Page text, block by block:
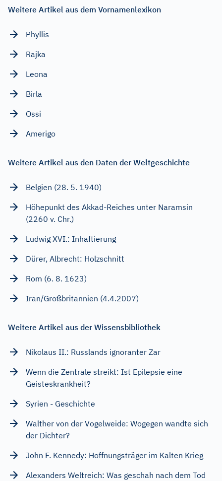
Weitere Artikel aus dem Vornamenlexikon
Phyllis
Rajka
Leona
Birla
Ossi
Amerigo
Weitere Artikel aus den Daten der Weltgeschichte
Belgien (28. 5. 1940)
Höhepunkt des Akkad-Reiches unter Naramsin
(2260 v. Chr.)
Ludwig XVI.: Inhaftierung
Dürer, Albrecht: Holzschnitt
Rom (6. 8. 1623)
Iran/Großbritannien (4.4.2007)
Weitere Artikel aus der Wissensbibliothek
Nikolaus II.: Russlands ignoranter Zar
Wenn die Zentrale streikt: Ist Epilepsie eine
Geisteskrankheit?
Syrien - Geschichte
Walther von der Vogelweide: Wogegen wandte sich
der Dichter?
John F. Kennedy: Hoffnungsträger im Kalten Krieg
Alexanders Weltreich: Was geschah nach dem Tod